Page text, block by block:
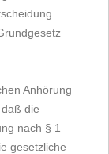
Anhörung
die
nach § 1
gesetzliche